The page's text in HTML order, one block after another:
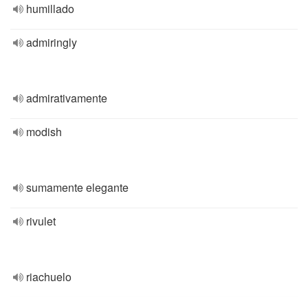
humillado
admiringly
admirativamente
modish
sumamente elegante
rivulet
riachuelo